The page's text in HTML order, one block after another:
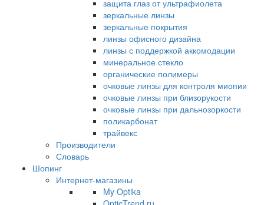
защита глаз от ультрафиолета
зеркальные линзы
зеркальные покрытия
линзы офисного дизайна
линзы с поддержкой аккомодации
минеральное стекло
органические полимеры
очковые линзы для контроля миопии
очковые линзы при близорукости
очковые линзы при дальнозоркости
поликарбонат
трайвекс
Производители
Словарь
Шопинг
Интернет-магазины
My Optika